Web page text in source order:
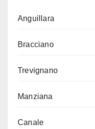
Anguillara
Bracciano
Trevignano
Manziana
Canale